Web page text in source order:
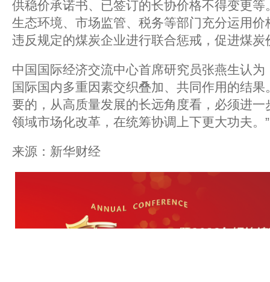
供稳价承诺书、已签订的长协价格不得变更
生态环境、市场监管、税务等部门充分运用
违反规定的煤炭企业进行联合惩戒，促进煤
中国国际经济交流中心首席研究员张燕生认
国际国内多重因素交织叠加、共同作用的结果
要的，从高质量发展的长远角度看，必须进
领域市场化改革，在统筹协调上下更大功夫。”
来源：新华财经